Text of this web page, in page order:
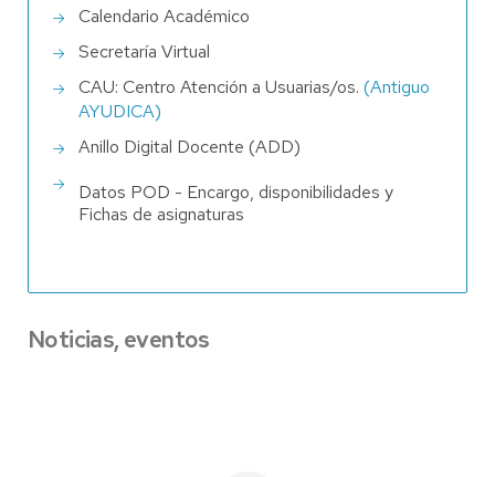
Calendario Académico
Secretaría Virtual
CAU: Centro Atención a Usuarias/os. (Antiguo
AYUDICA)
Anillo Digital Docente (ADD)
Datos POD - Encargo, disponibilidades y
Fichas de asignaturas
Noticias, eventos